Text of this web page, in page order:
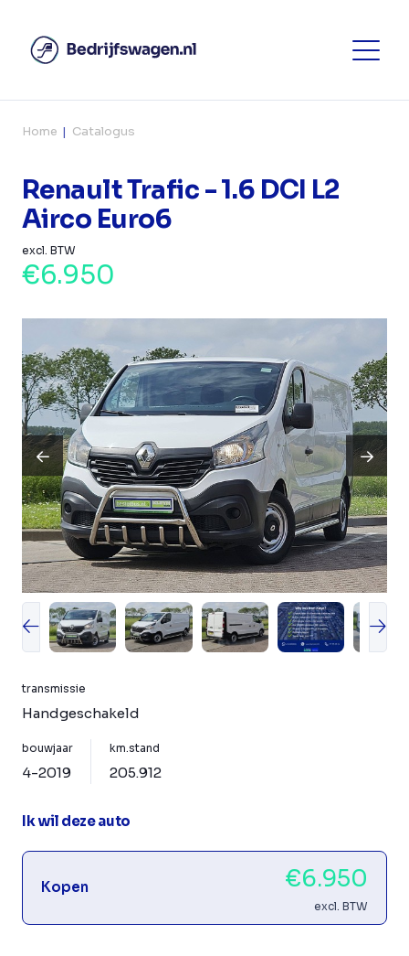
Home Catalogus
Renault Trafic - 1.6 DCI L2
Airco Euro6
excl. BTW
€6.950
transmissie
Handgeschakeld
bouwjaar
4-2019
km.stand
205.912
Ik wil deze auto
Kopen €6.950
excl. BTW